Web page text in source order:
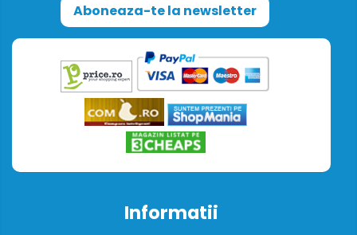
Aboneaza-te la newsletter
Informatii